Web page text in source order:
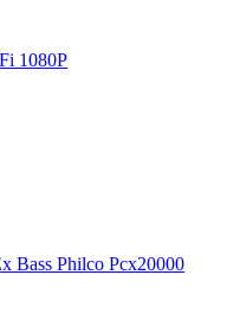
1080P
Bass Philco Pcx20000